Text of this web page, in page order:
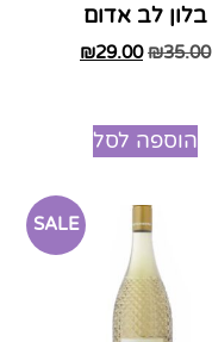
בלון לב אדום
₪35.00
₪29.00
הוספה לסל
SALE